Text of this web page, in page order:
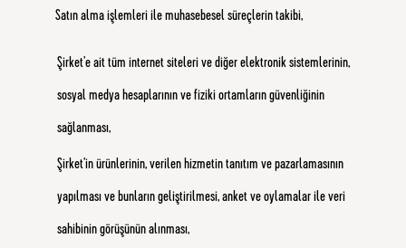
Satın alma işlemleri ile muhasebesel süreçlerin takibi,
Şirket’e ait tüm internet siteleri ve diğer elektronik sistemlerinin,
sosyal medya hesaplarının ve fiziki ortamların güvenliğinin
sağlanması,
Şirket’in ürünlerinin, verilen hizmetin tanıtım ve pazarlamasının
yapılması ve bunların geliştirilmesi, anket ve oylamalar ile veri
sahibinin görüşünün alınması,